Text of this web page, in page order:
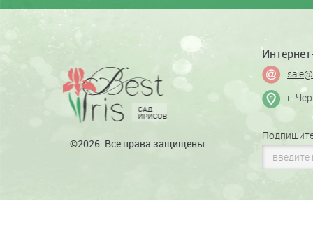
©2026. Все права защищены
г.